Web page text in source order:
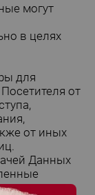
могут
в целях
для
от
от иных
Данных